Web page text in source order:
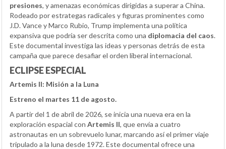
presiones, y amenazas económicas dirigidas a superar a China.
Rodeado por estrategas radicales y figuras prominentes como
J.D. Vance y Marco Rubio, Trump implementa una política
expansiva que podría ser descrita como una diplomacia del caos.
Este documental investiga las ideas y personas detrás de esta
campaña que parece desafiar el orden liberal internacional.
ECLIPSE ESPECIAL
Artemis II: Misión a la Luna
Estreno el martes 11 de agosto.
A partir del 1 de abril de 2026, se inicia una nueva era en la
exploración espacial con Artemis II, que envía a cuatro
astronautas en un sobrevuelo lunar, marcando así el primer viaje
tripulado a la luna desde 1972. Este documental ofrece una